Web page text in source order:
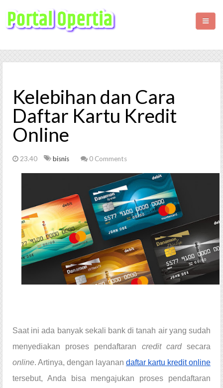
KESEHATAN
WISATA
Kelebihan dan Cara
Daftar Kartu Kredit
Online
23.40 bisnis 0 Comments
Saat ini ada banyak sekali bank di tanah air yang sudah
menyediakan proses pendaftaran credit card
online. Artinya, dengan layanan daftar kartu kredit online
tersebut, Anda bisa mengajukan proses pendaftaran